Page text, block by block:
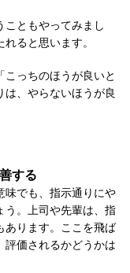
こともやってみまし
ると思います。
こっちのほうが良いと
は、やらないほうが良
する
でも、 指示通りにや
。上司や先輩は、 指
ります。
ここを飛ば
評価されるかどうかは